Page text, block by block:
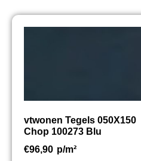
vtwonen Tegels 050X150
Chop 100273 Blu
€96,90 p/m²